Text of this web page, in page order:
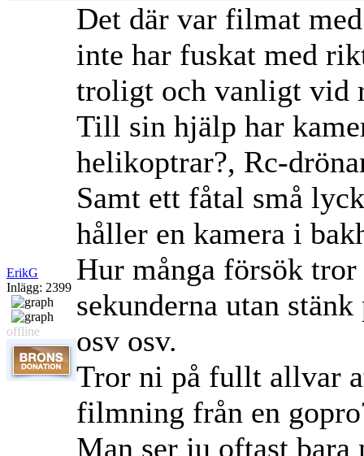
ErikG
Inlägg: 2399
offline
Det där var filmat
inte har fuskat med
troligt och vanligt vid
Till sin hjälp har
helikoptrar?, Rc-
Samt ett fåtal små
håller en kamera i
Hur många försök
sekunderna utan
osv osv.
Tror ni på fullt allvar
filmning från en
Man ser ju oftast